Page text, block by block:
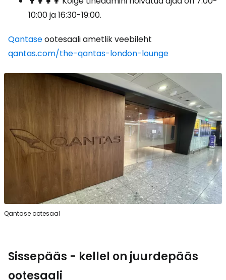
10:00 ja 16:30-19:00.
Qantaseootesaali ametlik veebileht
qantas.com/the-qantas-london-lounge
Qantase ootesaal
Sissepääs - kellel on juurdepääs
ootesaali